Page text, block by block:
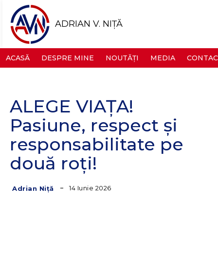
ADRIAN V. NIȚĂ
ACASĂ DESPRE MINE NOUTĂȚI MEDIA
ALEGE VIAȚA!
Pasiune, respect și
responsabilitate pe
două roți!
Adrian Niță 14 Iunie 2026